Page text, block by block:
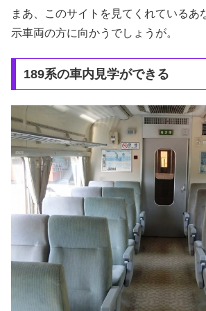
まあ、このサイトを見てくれているあ
示車両の方に向かうでしょうが。
189系の車内見学ができる